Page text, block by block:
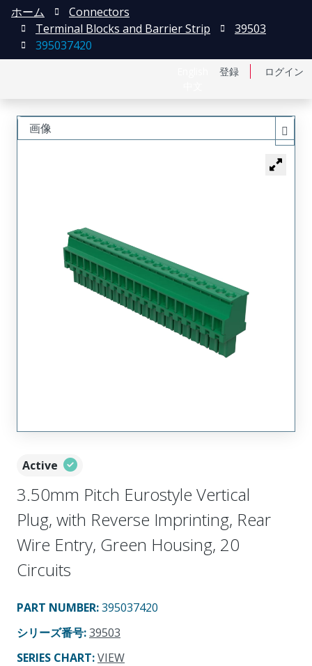
登録 ログイン
ホーム
Connectors
Terminal Blocks and Barrier Strip
39503
395037420
Active
3.50mm Pitch Eurostyle Vertical
Plug, with Reverse Imprinting, Rear
Wire Entry, Green Housing, 20
Circuits
PART NUMBER:395037420
シリーズ番号:39503
SERIES CHART:VIEW
画像